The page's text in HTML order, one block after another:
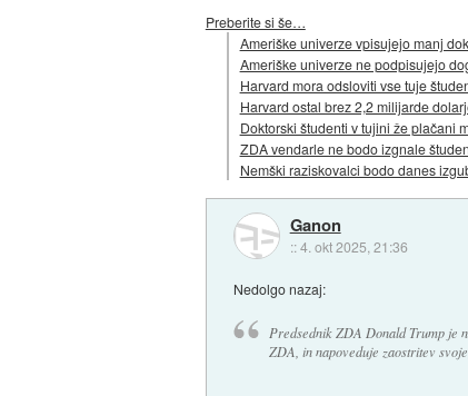
Preberite si še…
Ameriške univerze vpisujejo manj
Ameriške univerze ne podpisujejo
Harvard mora odsloviti vse tuje
Harvard ostal brez 2,2 milijarde
Doktorski študenti v tujini že plačani
ZDA vendarle ne bodo izgnale
Nemški raziskovalci bodo danes
Ganon
::4. okt 2025, 21:36
Nedolgo nazaj:
Predsednik ZDA Donald Trump je
ZDA, in napoveduje zaostritev